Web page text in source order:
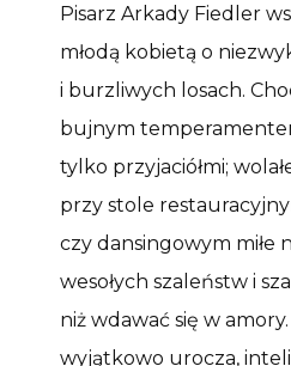
Pisarz Arkady Fiedler
młodą kobietą o
i burzliwych losach.
bujnym
tylko przyjaciółmi;
przy stole
czy dansingowym miłe
wesołych szaleństw i
niż wdawać się w
wyjątkowo urocza,